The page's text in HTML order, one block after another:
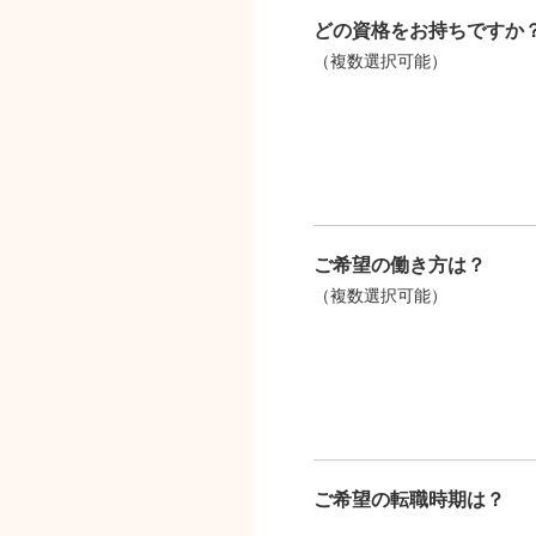
どの資格をお持ちですか
（複数選択可能）
ご希望の働き方は？
（複数選択可能）
ご希望の転職時期は？